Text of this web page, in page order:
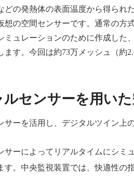
どの発熱体の表面温度から得ら
想の空間センサーです。通常の
ミュレーションのために作成した
ます。今回は約73万メッシュ（約
センサーを用い
サーを活用し、デジタルツイン上
サーによってリアルタイムにシミ
す。中央監視装置では、快適性の